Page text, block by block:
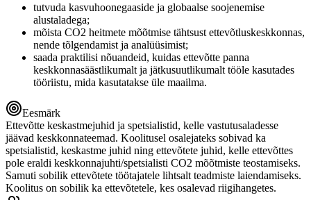
tutvuda kasvuhoonegaaside ja globaalse soojenemise
alustaladega;
mõista CO2 heitmete mõõtmise tähtsust ettevõtluskeskkonnas,
nende tõlgendamist ja analüüsimist;
saada praktilisi nõuandeid, kuidas ettevõtte panna
keskkonnasäästlikumalt ja jätkusuutlikumalt tööle kasutades
tööriistu, mida kasutatakse üle maailma.
Eesmärk
Ettevõtte keskastmejuhid ja spetsialistid, kelle vastutusaladesse
jäävad keskkonnateemad. Koolitusel osalejateks sobivad ka
spetsialistid, keskastme juhid ning ettevõtete juhid, kelle ettevõttes
pole eraldi keskkonnajuhti/spetsialisti CO2 mõõtmiste teostamiseks.
Samuti sobilik ettevõtete töötajatele lihtsalt teadmiste laiendamiseks.
Koolitus on sobilik ka ettevõtetele, kes osalevad riigihangetes.